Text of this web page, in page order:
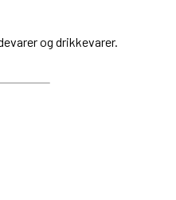
og drikkevarer.